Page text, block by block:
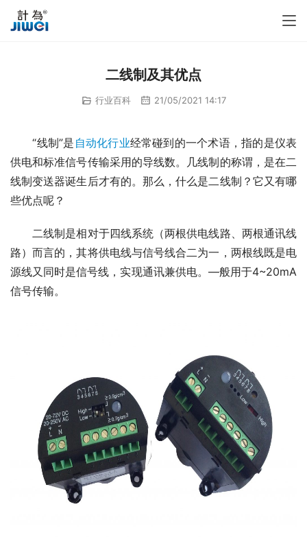
二线制及其优点
行业百科 21/05/2021 14:17
“线制”是 自动化行业经常碰到的一个术语，指的是仪表
供电和标准信号传输采用的导线数。几线制的称谓，是在二
线制变送器诞生后才有的。那么，什么是二线制？它又有哪
些优点呢？
二线制是相对于四线系统（两根供电线路、两根通讯线
路）而言的，其将供电线与信号线合二为一，两根线既是电
源线又同时是信号线，实现通讯兼供电。—般用于4~20mA
信号传输。